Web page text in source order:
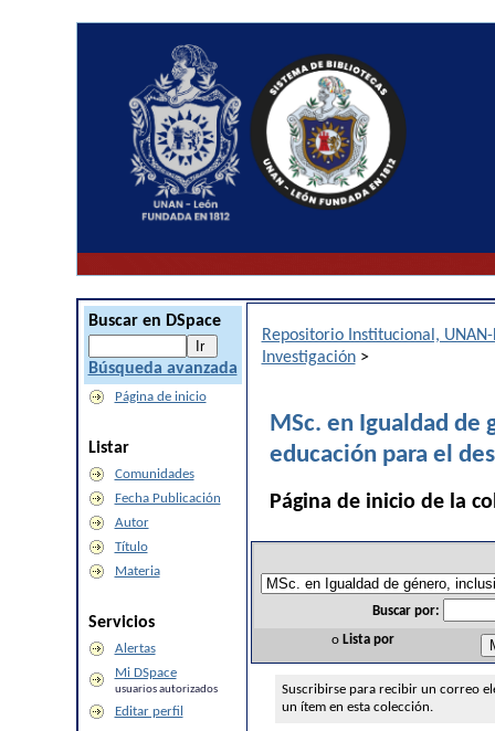
Buscar en DSpace
Búsqueda avanzada
Página de inicio
Listar
Comunidades
Fecha Publicación
Autor
Título
Materia
Servicios
Alertas
Mi DSpace
usuarios autorizados
Editar perfil
Repositorio Institucional, UNAN-
Investigación>
MSc. en Igualdad de
educación para el
Página de inicio de la
Buscar por:
o Lista por
Suscribirse para recibir un correo
un ítem en esta colección.